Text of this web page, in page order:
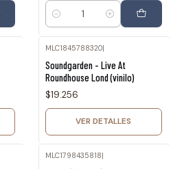
Cantidad
MLC1845788320|
Soundgarden - Live At
Roundhouse Lond (vinilo)
$19.256
VER DETALLES
MLC1798435818